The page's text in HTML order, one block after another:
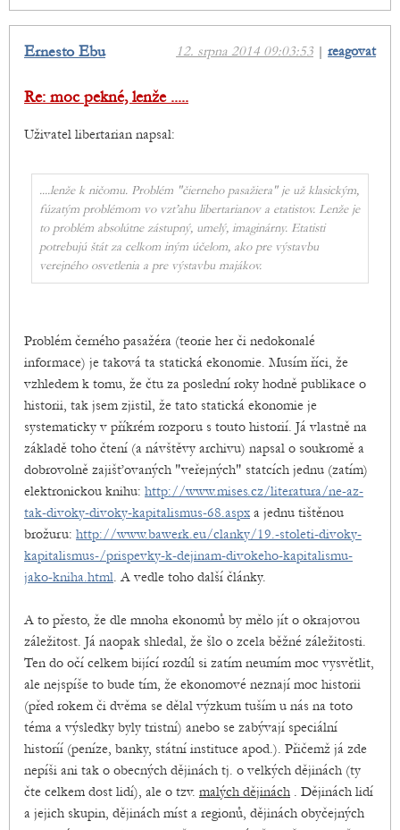
12. srpna 2014 09:03:53 | reagovat
Ernesto Ebu
Re: moc pekné, lenže .....
Uživatel libertarian napsal:
....lenže k ničomu. Problém "čierneho pasažiera" je už klasickým,
fúzatým problémom vo vzťahu libertarianov a etatistov. Lenže je
to problém absolútne zástupný, umelý, imaginárny. Etatisti
potrebujú štát za celkom iným účelom, ako pre výstavbu
verejného osvetlenia a pre výstavbu majákov.
Problém černého pasažéra (teorie her či nedokonalé
informace) je taková ta statická ekonomie. Musím říci, že
vzhledem k tomu, že čtu za poslední roky hodně publikace o
historii, tak jsem zjistil, že tato statická ekonomie je
systematicky v příkrém rozporu s touto historií. Já vlastně na
základě toho čtení (a návštěvy archivu) napsal o soukromě a
dobrovolně zajišťovaných "veřejných" statcích jednu (zatím)
elektronickou knihu: http://www.mises.cz/literatura/ne-az-
tak-divoky-divoky-kapitalismus-68.aspx a jednu tištěnou
brožuru: http://www.bawerk.eu/clanky/19.-stoleti-divoky-
kapitalismus-/prispevky-k-dejinam-divokeho-kapitalismu-
jako-kniha.html. A vedle toho další články.
A to přesto, že dle mnoha ekonomů by mělo jít o okrajovou
záležitost. Já naopak shledal, že šlo o zcela běžné záležitosti.
Ten do očí celkem bijící rozdíl si zatím neumím moc vysvětlit,
ale nejspíše to bude tím, že ekonomové neznají moc historii
(před rokem či dvěma se dělal výzkum tuším u nás na toto
téma a výsledky byly tristní) anebo se zabývají speciální
historíí (peníze, banky, státní instituce apod.). Přičemž já zde
nepíši ani tak o obecných dějinách tj. o velkých dějinách (ty
čte celkem dost lidí), ale o tzv. malých dějinách . Dějinách lidí
a jejich skupin, dějinách míst a regionů, dějinách obyčejných